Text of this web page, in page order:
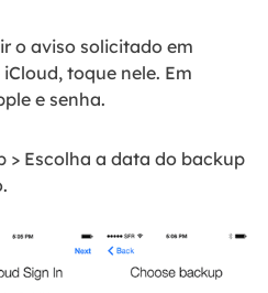
o aviso solicitado em
toque nele. Em
e senha.
> Escolha a data do backup